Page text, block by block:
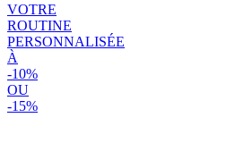
VOTRE
ROUTINE
PERSONNALISÉE
À
-10%
OU
-15%